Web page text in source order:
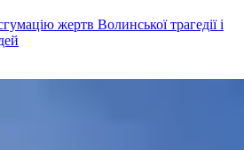
жертв Волинської трагедії і